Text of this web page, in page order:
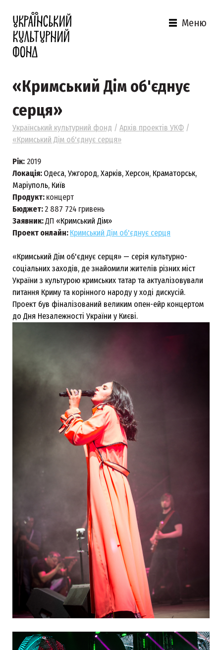
Меню
«Кримський Дім об'єднує
серця‎»
Український культурний фонд / Архів проектів УКФ /
«Кримський Дім об'єднує серця‎»
Рік: 2019
Локація: Одеса, Ужгород, Харків, Херсон, Краматорськ,
Маріуполь, Київ
Продукт: концерт
Бюджет: 2 887 724 гривень
Заявник:ДП «Кримський Дім»
Проект онлайн: Кримський Дім об'єднує серця
«Кримський Дім об'єднує серця‎» — серія культурно-
соціальних заходів, де знайомили жителів різних міст
України з культурою кримських татар та актуалізовували
питання Криму та корінного народу у ході дискусій.
Проект був фіналізований великим опен-ейр концертом
до Дня Незалежності України у Києві.